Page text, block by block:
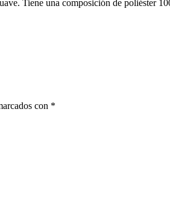
Tiene una composición de poliéster
con *